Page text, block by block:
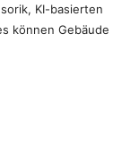
KI-basierten
können Gebäude